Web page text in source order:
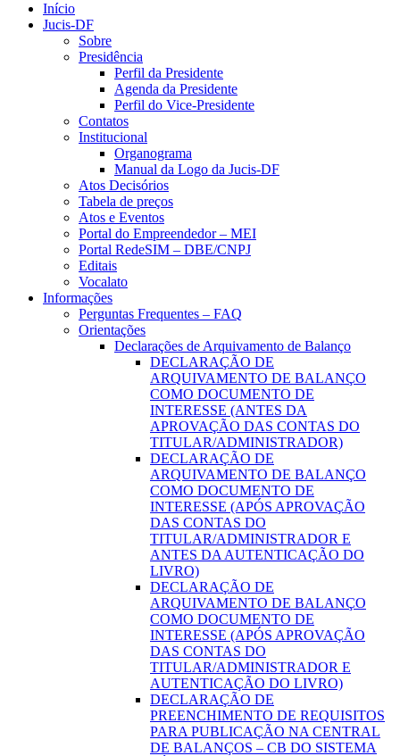
Início
Jucis-DF
Sobre
Presidência
Perfil da Presidente
Agenda da Presidente
Perfil do Vice-Presidente
Contatos
Institucional
Organograma
Manual da Logo da Jucis-DF
Atos Decisórios
Tabela de preços
Atos e Eventos
Portal do Empreendedor – MEI
Portal RedeSIM – DBE/CNPJ
Editais
Vocalato
Informações
Perguntas Frequentes – FAQ
Orientações
Declarações de Arquivamento de Balanço
DECLARAÇÃO DE
ARQUIVAMENTO DE BALANÇO
COMO DOCUMENTO DE
INTERESSE (ANTES DA
APROVAÇÃO DAS CONTAS DO
TITULAR/ADMINISTRADOR)
DECLARAÇÃO DE
ARQUIVAMENTO DE BALANÇO
COMO DOCUMENTO DE
INTERESSE (APÓS APROVAÇÃO
DAS CONTAS DO
TITULAR/ADMINISTRADOR E
ANTES DA AUTENTICAÇÃO DO
LIVRO)
DECLARAÇÃO DE
ARQUIVAMENTO DE BALANÇO
COMO DOCUMENTO DE
INTERESSE (APÓS APROVAÇÃO
DAS CONTAS DO
TITULAR/ADMINISTRADOR E
AUTENTICAÇÃO DO LIVRO)
DECLARAÇÃO DE
PREENCHIMENTO DE REQUISITOS
PARA PUBLICAÇÃO NA CENTRAL
DE BALANÇOS – CB DO SISTEMA